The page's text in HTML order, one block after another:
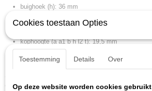
buighoek (h): 36 mm
kopbreedte (b b1 n w3): 43,2 mm
kopbreedte (b2): 63,5 mm
kophoogte (a a1 b h l2 t): 19,5 mm
lengte (l l1): 390 mm
Ook interessant
Cookies toestaan Opties
Toestemming Details Over
Op deze website worden cookies gebruikt